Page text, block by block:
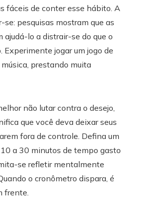
fáceis de conter esse hábito. A
se: pesquisas mostram que as
ajudá-lo a distrair-se do que o
Experimente jogar um jogo de
prestando muita
não lutar contra o desejo,
que você deva deixar seus
fora de controle. Defina um
a 30 minutos de tempo gasto
se refletir mentalmente
o cronômetro dispara, é
frente.